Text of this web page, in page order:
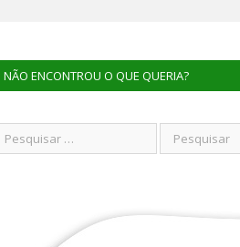
NÃO ENCONTROU O QUE QUERIA?